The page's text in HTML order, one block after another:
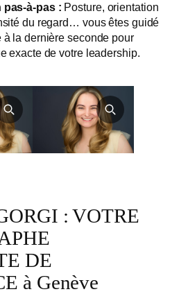
pas-à-pas : Posture, orientation
du regard… vous êtes guidé
à la dernière seconde pour
exacte de votre leadership.
: VOTRE
DE
à Genève